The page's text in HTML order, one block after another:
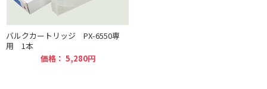
バルクカートリッジ PX-6550専
用 1本
価格： 5,280円